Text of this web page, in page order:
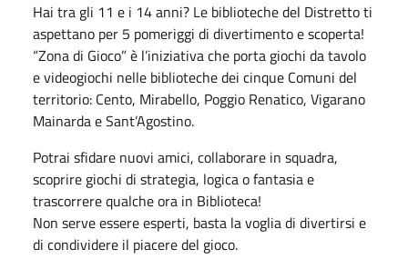
Hai tra gli 11 e i 14 anni? Le biblioteche del Distretto ti
aspettano per 5 pomeriggi di divertimento e scoperta!
“Zona di Gioco” è l’iniziativa che porta giochi da tavolo
e videogiochi nelle biblioteche dei cinque Comuni del
territorio: Cento, Mirabello, Poggio Renatico, Vigarano
Mainarda e Sant’Agostino.
Potrai sfidare nuovi amici, collaborare in squadra,
scoprire giochi di strategia, logica o fantasia e
trascorrere qualche ora in Biblioteca!
Non serve essere esperti, basta la voglia di divertirsi e
di condividere il piacere del gioco.